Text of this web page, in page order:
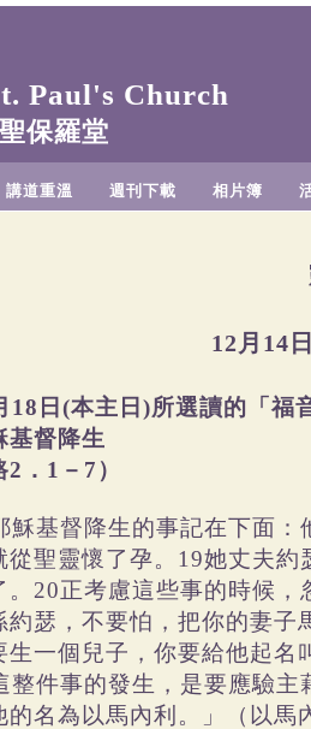
Paul's Church
保羅堂
講道重溫 週刊下載 相片簿
12月14
18日(本主日)所選讀的「福
基督降生
2．1－7）
穌基督降生的事記在下面：
從聖靈懷了孕。19她丈夫
。20正考慮這些事的時候
約瑟，不要怕，把你的妻子
生一個兒子，你要給他起名
整件事的發生，是要應驗
的名為以馬內利。」（以馬